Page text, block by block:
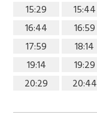
15:29
15:44
16:44
16:59
17:59
18:14
19:14
19:29
20:29
20:44